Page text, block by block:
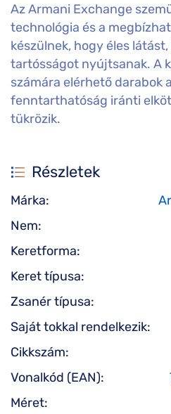
Az Armani Exchange
technológia és a
készülnek, hogy éles
tartósságot nyújtsanak. A
számára elérhető darabok
fenntarthatóság iránti
tükrözik.
Részletek
Márka:
Nem:
Keretforma:
Keret típusa:
Zsanér típusa:
Saját tokkal rendelkezik:
Cikkszám:
Vonalkód (EAN):
Méret: